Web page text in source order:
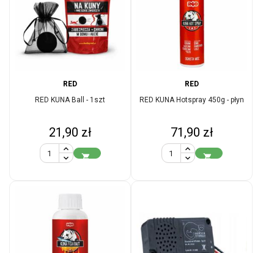
RED
RED KUNA Ball - 1szt
Cena
21,90 zł

RED
RED KUNA Hotspray 450g - płyn
Cena
71,90 zł
